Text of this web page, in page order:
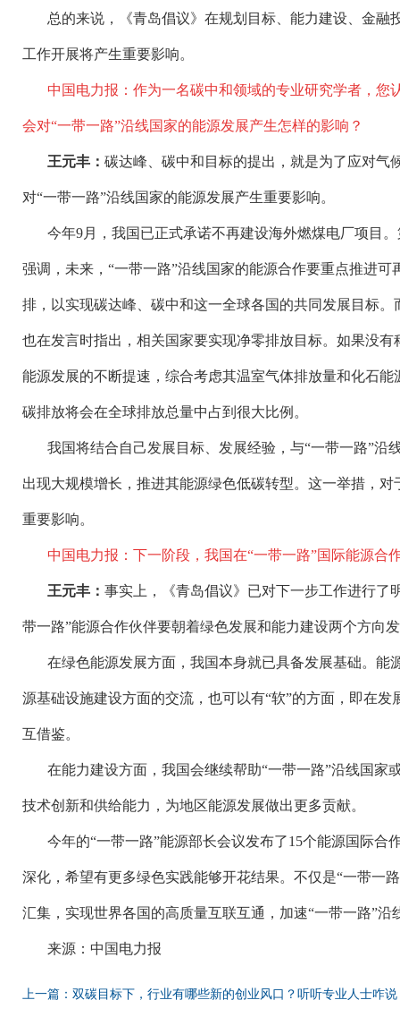
总的来说，《青岛倡议》在规划目标、能力建设、金融
工作开展将产生重要影响。
中国电力报：作为一名碳中和领域的专业研究学者，您
会对“一带一路”沿线国家的能源发展产生怎样的影响？
王元丰： 碳达峰、碳中和目标的提出，就是为了应对气
对“一带一路”沿线国家的能源发展产生重要影响。
今年9月，我国已正式承诺不再建设海外燃煤电厂项目
强调，未来，“一带一路”沿线国家的能源合作要重点推进
排，以实现碳达峰、碳中和这一全球各国的共同发展目标
也在发言时指出，相关国家要实现净零排放目标。如果没
能源发展的不断提速，综合考虑其温室气体排放量和化石
碳排放将会在全球排放总量中占到很大比例。
我国将结合自己发展目标、发展经验，与“一带一路”沿
出现大规模增长，推进其能源绿色低碳转型。这一举措，
重要影响。
中国电力报：下一阶段，我国在“一带一路”国际能源合
王元丰： 事实上，《青岛倡议》已对下一步工作进行了
带一路”能源合作伙伴要朝着绿色发展和能力建设两个方向
在绿色能源发展方面，我国本身就已具备发展基础。能
源基础设施建设方面的交流，也可以有“软”的方面，即在
互借鉴。
在能力建设方面，我国会继续帮助“一带一路”沿线国家
技术创新和供给能力，为地区能源发展做出更多贡献。
今年的“一带一路”能源部长会议发布了15个能源国际合
深化，希望有更多绿色实践能够开花结果。不仅是“一带一
汇集，实现世界各国的高质量互联互通，加速“一带一路”
来源：中国电力报
上一篇：双碳目标下，行业有哪些新的创业风口？听听专业人士咋说